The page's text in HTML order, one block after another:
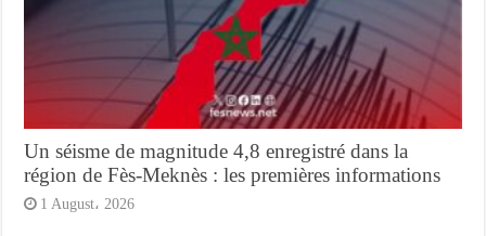
Un séisme de magnitude 4,8 enregistré dans la
région de Fès-Meknès : les premières informations
1 August، 2026